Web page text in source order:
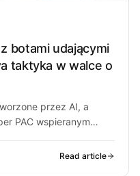
botami udającymi
taktyka w walce o
przez AI, a
PAC wspieranym
Read article